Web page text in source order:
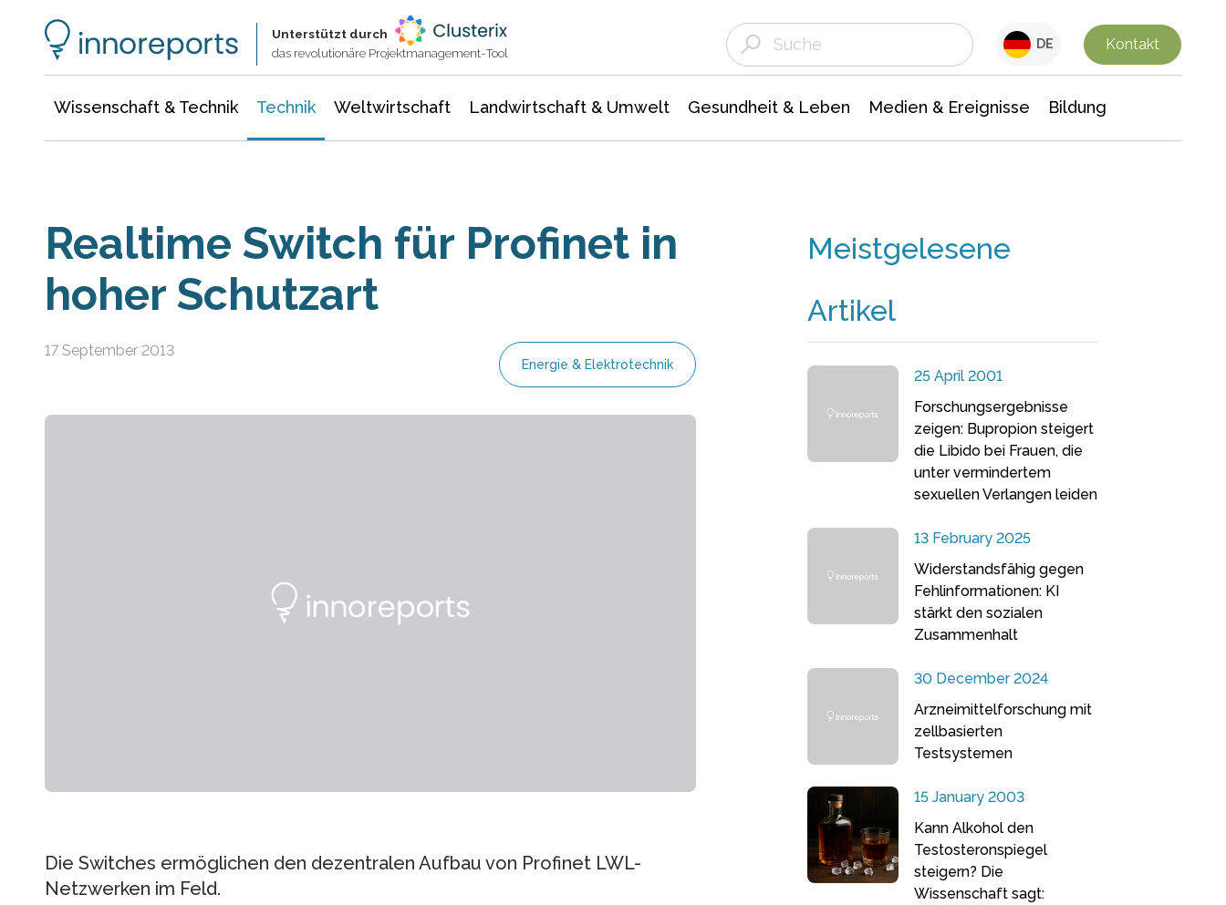
Unterstützt durch
das revolutionäre Projektmanagement-Tool
DE Kontakt
Wissenschaft & Technik Technik Weltwirtschaft Landwirtschaft & Umwelt Gesundheit & Leben Medien & Ereignisse Bildung
Realtime Switch für Profinet in
hoher Schutzart
17 September 2013
Energie & Elektrotechnik
Die Switches ermöglichen den dezentralen Aufbau von Profinet LWL-
Netzwerken im Feld.
Meistgelesene
Artikel
25 April 2001
Forschungsergebnisse
zeigen: Bupropion steigert
die Libido bei Frauen, die
unter vermindertem
sexuellen Verlangen leiden
13 February 2025
Widerstandsfähig gegen
Fehlinformationen: KI
stärkt den sozialen
Zusammenhalt
30 December 2024
Arzneimittelforschung mit
zellbasierten
Testsystemen
15 January 2003
Kann Alkohol den
Testosteronspiegel
steigern? Die
Wissenschaft sagt: